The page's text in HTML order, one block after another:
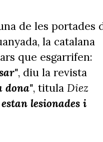
de les portades
la catalana
que esgarrifen:
, diu la revista
dona", titula Diez
lesionades i